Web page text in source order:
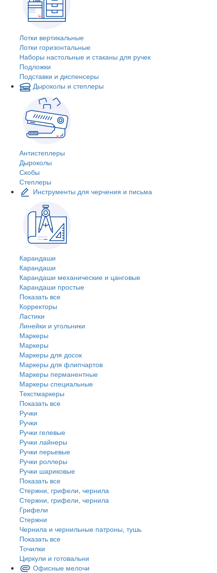
Лотки вертикальные
Лотки горизонтальные
Наборы настольные и стаканы для ручек
Подложки
Подставки и диспенсеры
Дыроколы и степлеры
Антистеплеры
Дыроколы
Скобы
Степлеры
Инструменты для черчения и письма
Карандаши
Карандаши
Карандаши механические и цанговые
Карандаши простые
Показать все
Корректоры
Ластики
Линейки и угольники
Маркеры
Маркеры
Маркеры для досок
Маркеры для флипчартов
Маркеры перманентные
Маркеры специальные
Текстмаркеры
Показать все
Ручки
Ручки
Ручки гелевые
Ручки лайнеры
Ручки перьевые
Ручки роллеры
Ручки шариковые
Показать все
Стержни, грифели, чернила
Стержни, грифели, чернила
Грифели
Стержни
Чернила и чернильные патроны, тушь
Показать все
Точилки
Циркули и готовальни
Офисные мелочи